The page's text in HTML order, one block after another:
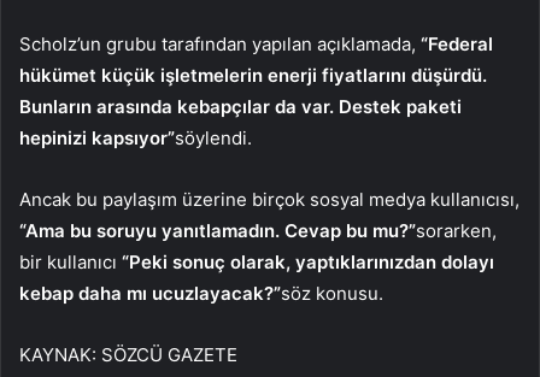
Scholz’un grubu tarafından yapılan açıklamada, “Federal
hükümet küçük işletmelerin enerji fiyatlarını düşürdü.
Bunların arasında kebapçılar da var. Destek paketi
hepinizi kapsıyor”söylendi.
Ancak bu paylaşım üzerine birçok sosyal medya kullanıcısı,
“Ama bu soruyu yanıtlamadın. Cevap bu mu?”sorarken,
bir kullanıcı “Peki sonuç olarak, yaptıklarınızdan dolayı
kebap daha mı ucuzlayacak?”söz konusu.
KAYNAK: SÖZCÜ GAZETE